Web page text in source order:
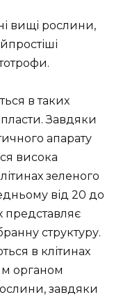
вищі рослини,
в таких
Завдяки
апарату
висока
зеленого
від 20 до
представляє
структуру.
в клітинах
органом
завдяки